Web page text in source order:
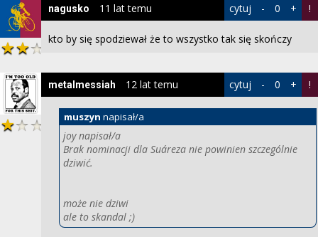
kto by się spodziewał że to wszystko tak się skończy
nagusko 11 lat temu cytuj - 0 + !
muszyn napisał/a
joy napisał/a
Brak nominacji dla Suáreza nie powinien szczególnie
dziwić.
może nie dziwi
ale to skandal ;)
metalmessiah 12 lat temu cytuj - 0 + !